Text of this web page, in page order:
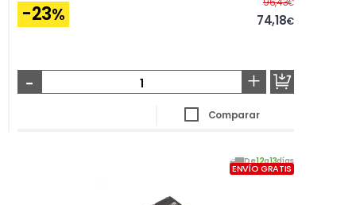
-23%
€
74,18€
- +
Comparar
De12a13días
ENVÍO GRATIS